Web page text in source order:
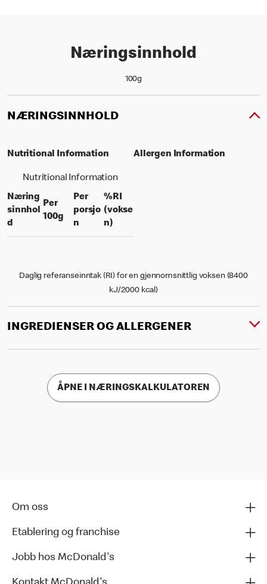
Næringsinnhold
100g
NÆRINGSINNHOLD
Nutritional Information
Nutritional Information
Næring
sinnhol
d
Per
100gper 100 grams
Per
porsjo
nper portion
%RI
(vokse
n)% daily value for an adult
Allergen Information
Daglig referanseinntak (RI) for en gjennomsnittlig voksen (8400
kJ/2000 kcal)
INGREDIENSER OG ALLERGENER
ÅPNE I NÆRINGSKALKULATOREN
Om oss
Etablering og franchise
Jobb hos McDonald's